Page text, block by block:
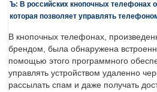
Ъ: В российских кнопочных телефонах
которая позволяет управлять
В кнопочных телефонах,
брендом, была обнаружена
помощью этого программного
управлять устройством удаленно
рассылать спам и даже получать